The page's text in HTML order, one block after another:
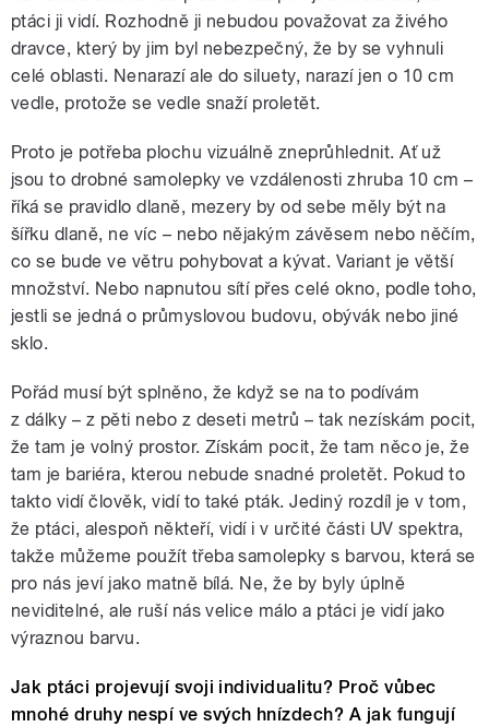
ptáci ji vidí. Rozhodně ji nebudou považovat za živého
dravce, který by jim byl nebezpečný, že by se vyhnuli
celé oblasti. Nenarazí ale do siluety, narazí jen o 10 cm
vedle, protože se vedle snaží proletět.
Proto je potřeba plochu vizuálně zneprůhlednit. Ať už
jsou to drobné samolepky ve vzdálenosti zhruba 10 cm –
říká se pravidlo dlaně, mezery by od sebe měly být na
šířku dlaně, ne víc – nebo nějakým závěsem nebo něčím,
co se bude ve větru pohybovat a kývat. Variant je větší
množství. Nebo napnutou sítí přes celé okno, podle toho,
jestli se jedná o průmyslovou budovu, obývák nebo jiné
sklo.
Pořád musí být splněno, že když se na to podívám
z dálky – z pěti nebo z deseti metrů – tak nezískám pocit,
že tam je volný prostor. Získám pocit, že tam něco je, že
tam je bariéra, kterou nebude snadné proletět. Pokud to
takto vidí člověk, vidí to také pták. Jediný rozdíl je v tom,
že ptáci, alespoň někteří, vidí i v určité části UV spektra,
takže můžeme použít třeba samolepky s barvou, která se
pro nás jeví jako matně bílá. Ne, že by byly úplně
neviditelné, ale ruší nás velice málo a ptáci je vidí jako
výraznou barvu.
Jak ptáci projevují svoji individualitu? Proč vůbec
mnohé druhy nespí ve svých hnízdech? A jak fungují